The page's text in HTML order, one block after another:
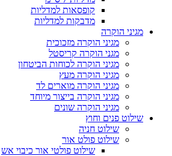
קופסאות למדליות
מדבקות למדליות
מגיני הוקרה
מגיני הוקרה מזכוכית
מגני הוקרה קריסטל
מגיני הוקרה לכוחות הביטחון
מגיני הוקרה מעץ
מגיני הוקרה מוארים לד
מגיני הוקרה בייצור מיוחד
מגיני הוקרה שונים
שילוט פנים וחוץ
שילוט חניה
שילוט פולט אור
שילוט פולטי אור כיבוי אש